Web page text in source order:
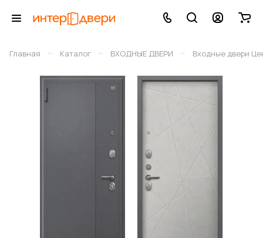
Главная – Каталог – ВХОДНЫЕ ДВЕРИ – Входные двери